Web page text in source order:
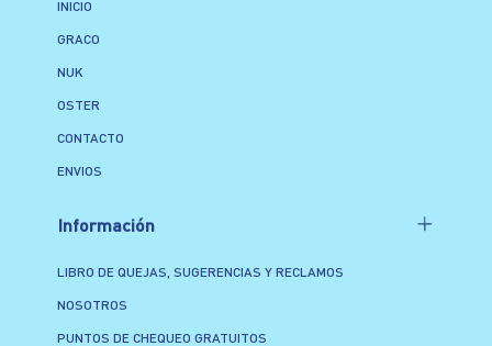
INICIO
GRACO
NUK
OSTER
CONTACTO
ENVIOS
Información
LIBRO DE QUEJAS, SUGERENCIAS Y RECLAMOS
NOSOTROS
PUNTOS DE CHEQUEO GRATUITOS